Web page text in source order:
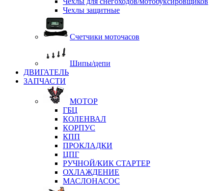
Чехлы защитные
Счетчики моточасов
Шипы/цепи
ДВИГАТЕЛЬ
ЗАПЧАСТИ
МОТОР
ГБЦ
КОЛЕНВАЛ
КОРПУС
КПП
ПРОКЛАДКИ
ЦПГ
РУЧНОЙ/КИК СТАРТЕР
ОХЛАЖДЕНИЕ
МАСЛОНАСОС